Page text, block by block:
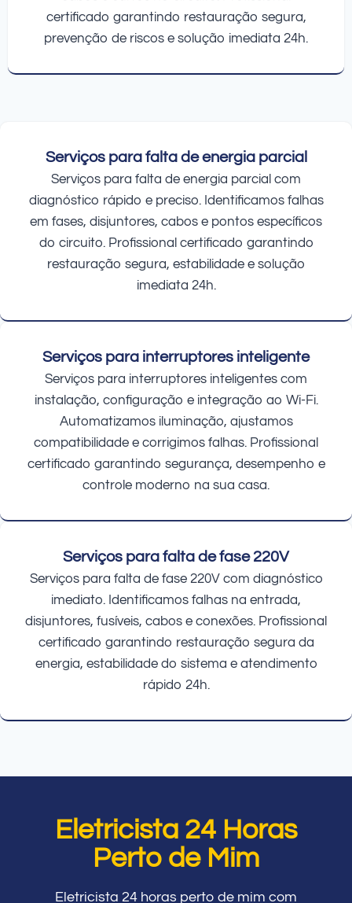
certificado garantindo restauração segura,
prevenção de riscos e solução imediata 24h.
Serviços para falta de energia parcial
Serviços para falta de energia parcial com
diagnóstico rápido e preciso. Identificamos falhas
em fases, disjuntores, cabos e pontos específicos
do circuito. Profissional certificado garantindo
restauração segura, estabilidade e solução
imediata 24h.
Serviços para interruptores inteligente
Serviços para interruptores inteligentes com
instalação, configuração e integração ao Wi-Fi.
Automatizamos iluminação, ajustamos
compatibilidade e corrigimos falhas. Profissional
certificado garantindo segurança, desempenho e
controle moderno na sua casa.
Serviços para falta de fase 220V
Serviços para falta de fase 220V com diagnóstico
imediato. Identificamos falhas na entrada,
disjuntores, fusíveis, cabos e conexões. Profissional
certificado garantindo restauração segura da
energia, estabilidade do sistema e atendimento
rápido 24h.
Eletricista 24 Horas
Perto de Mim
Eletricista 24 horas perto de mim com